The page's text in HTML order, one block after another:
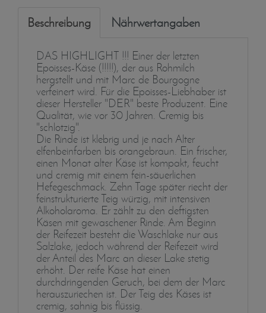
Beschreibung Nährwertangaben
DAS HIGHLIGHT !!! Einer der letzten
Epoisses-Käse (!!!!!), der aus Rohmilch
hergstellt und mit Marc de Bourgogne
verfeinert wird. Für die Epoisses-Liebhaber ist
dieser Hersteller "DER" beste Produzent. Eine
Qualität, wie vor 30 Jahren. Cremig bis
"schlotzig".
Die Rinde ist klebrig und je nach Alter
elfenbeinfarben bis orangebraun. Ein frischer,
einen Monat alter Käse ist kompakt, feucht
und cremig mit einem fein-säuerlichen
Hefegeschmack. Zehn Tage später riecht der
feinstrukturierte Teig würzig, mit intensiven
Alkoholaroma. Er zählt zu den deftigsten
Käsen mit gewaschener Rinde. Am Beginn
der Reifezeit besteht die Waschlake nur aus
Salzlake, jedoch während der Reifezeit wird
der Anteil des Marc an dieser Lake stetig
erhöht. Der reife Käse hat einen
durchdringenden Geruch, bei dem der Marc
herauszuriechen ist. Der Teig des Käses ist
cremig, sahnig bis flüssig.